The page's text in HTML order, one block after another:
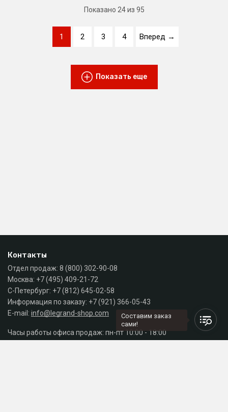
Показано 24из 95
1 2 3 4 Вперед →
Показать еще
Контакты
Отдел продаж: 8 (800) 302-90-08
Москва: +7 (495) 409-21-72
С-Петербург: +7 (812) 645-02-58
Информация по заказу: +7 (921) 366-05-43
E-mail: info@legrand-shop.com
Часы работы офиса продаж: пн-пт 10:00 - 18:00
Составим заказ
сами!